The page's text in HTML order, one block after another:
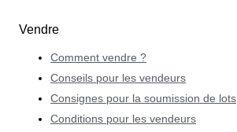
Vendre
Comment vendre ?
Conseils pour les vendeurs
Consignes pour la soumission de lots
Conditions pour les vendeurs